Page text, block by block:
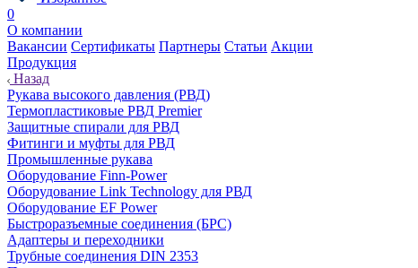
0
О компании
Вакансии Сертификаты Партнеры Статьи Акции
Продукция
Назад
Рукава высокого давления (РВД)
Термопластиковые РВД Premier
Защитные спирали для РВД
Фитинги и муфты для РВД
Промышленные рукава
Оборудование Finn-Power
Оборудование Link Technology для РВД
Оборудование EF Power
Быстроразъемные соединения (БРС)
Адаптеры и переходники
Трубные соединения DIN 2353